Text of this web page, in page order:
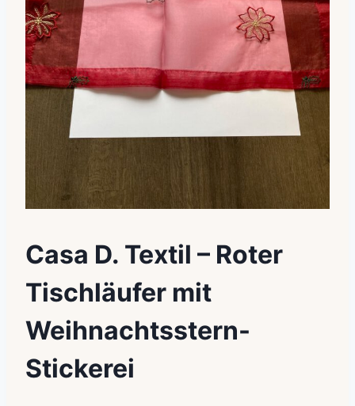
Casa D. Textil – Roter
Tischläufer mit
Weihnachtsstern-
Stickerei